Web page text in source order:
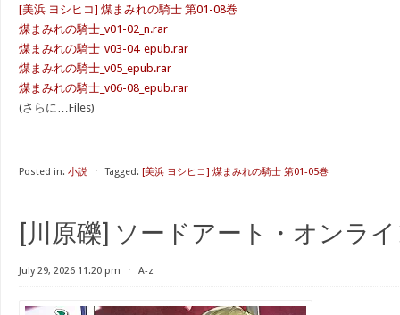
[美浜 ヨシヒコ] 煤まみれの騎士 第01-08巻
煤まみれの騎士_v01-02_n.rar
煤まみれの騎士_v03-04_epub.rar
煤まみれの騎士_v05_epub.rar
煤まみれの騎士_v06-08_epub.rar
(さらに…Files)
Posted in: 小説 ⋅ Tagged: [美浜 ヨシヒコ] 煤まみれの騎士 第01-05巻
[川原礫] ソードアート・オンライ
July 29, 2026 11:20 pm ⋅ A-z